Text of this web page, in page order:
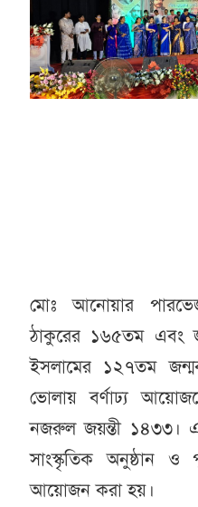
মোঃ আনোয়ার পারভেজ
ঠাকুরের ১৬৫তম এবং
ইসলামের ১২৭তম
ভোলায় বর্ণাঢ্য
নজরুল জয়ন্তী ১৪৩৩।
সাংস্কৃতিক অনুষ্ঠান ও
আয়োজন করা হয়।